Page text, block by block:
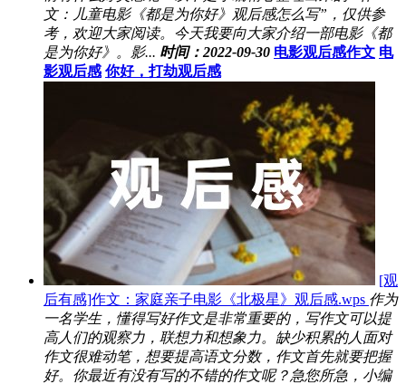
文：儿童电影《都是为你好》观后感怎么写”，仅供参
考，欢迎大家阅读。今天我要向大家介绍一部电影《都
是为你好》。影... 时间：2022-09-30 电影观后感作文 电
影观后感 你好，打劫观后感
[观
后有感]作文：家庭亲子电影《北极星》观后感.wps 作为
一名学生，懂得写好作文是非常重要的，写作文可以提
高人们的观察力，联想力和想象力。缺少积累的人面对
作文很难动笔，想要提高语文分数，作文首先就要把握
好。你最近有没有写的不错的作文呢？急您所急，小编